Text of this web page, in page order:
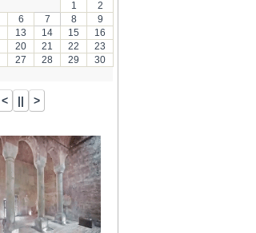
1
2
6 7 8
9
13 14 15
16
20 21 22
23
27 28 29
30